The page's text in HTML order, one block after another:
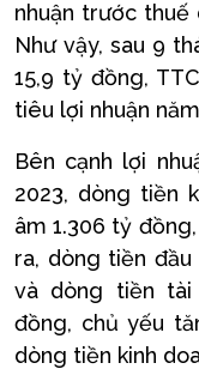
nhuận trước thuế
Như vậy, sau 9
15,9 tỷ đồng,
tiêu lợi nhuận
Bên cạnh lợi
2023, dòng tiền
âm 1.306 tỷ
ra, dòng tiền
và dòng tiền tài
đồng, chủ yếu
dòng tiền kinh